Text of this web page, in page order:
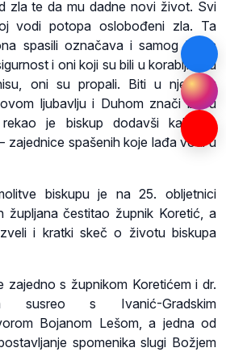
zla te da mu dadne novi život. Svi
vodi potopa oslobođeni zla. Ta
spasili označava i samog Isusa
i oni koji su bili u korablji ti su
oni su propali. Biti u njegovu
ljubavlju i Duhom znači biti u
rekao je biskup dodavši kako je
zajednice spašenih koje lađa vodi u
biskupu je na 25. obljetnici
župljana čestitao župnik Koretić, a
i kratki skeč o životu biskupa
zajedno s župnikom Koretićem i dr.
susreo s Ivanić-Gradskim
Bojanom Lešom, a jedna od
spomenika slugi Božjem